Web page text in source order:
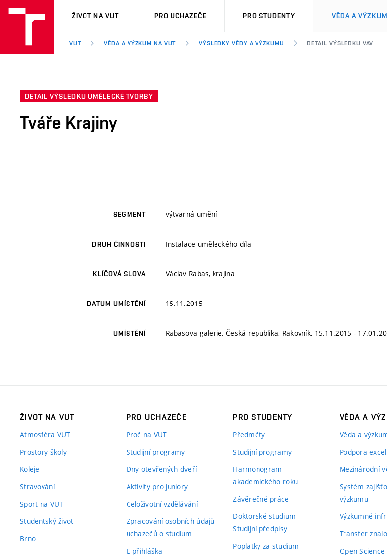
VUT
ŽIVOT NA VUT PRO UCHAZEČE PRO STUDENTY VĚDA A VÝZKUM
VUT VĚDA A VÝZKUM NA VUT VÝSLEDKY VĚDY A VÝZKUMU DETAIL VÝSLEDKU VAV
DETAIL VÝSLEDKU UMĚLECKÉ TVORBY
Tváře Krajiny
SEGMENT výtvarná umění
DRUH ČINNOSTI Instalace uměleckého díla
KLÍČOVÁ SLOVA Václav Rabas, krajina
DATUM UMÍSTĚNÍ 15.11.2015
UMÍSTĚNÍ Rabasova galerie, Česká republika, Rakovník, 15.11.2015 -
ŽIVOT NA VUT
Atmosféra VUT
Prostory školy
Koleje
Stravování
Sport na VUT
Studentský život
Brno
PRO UCHAZEČE
Proč na VUT
Studijní programy
Dny otevřených dveří
Aktivity pro juniory
Celoživotní vzdělávání
Zpracování osobních údajů
uchazečů o studium
E-přihláška
PRO STUDENTY
Předměty
Studijní programy
Harmonogram
akademického roku
Závěrečné práce
Doktorské studium
Studijní předpisy
Poplatky za studium
VĚDA A
Věda a
Podpora
Mezinárodní
Systém
výzkumu
Výzkumné
Transfer
Open Science